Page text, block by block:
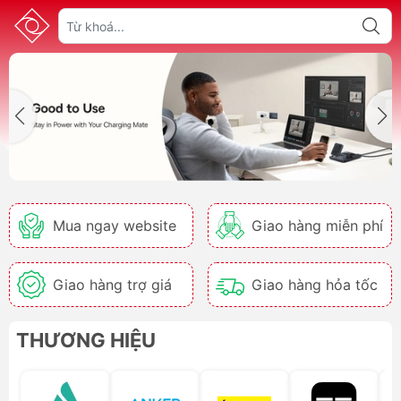
Mua ngay website Giao hàng miễn phí
Giao hàng trợ giá Giao hàng hỏa tốc
THƯƠNG HIỆU